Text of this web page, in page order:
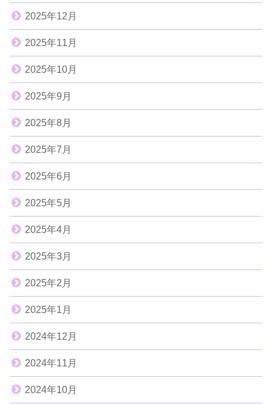
2025年12月
2025年11月
2025年10月
2025年9月
2025年8月
2025年7月
2025年6月
2025年5月
2025年4月
2025年3月
2025年2月
2025年1月
2024年12月
2024年11月
2024年10月